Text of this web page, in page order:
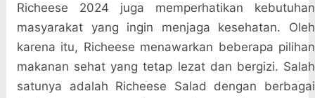
Richeese 2024 juga memperhatikan kebutuhan
masyarakat yang ingin menjaga kesehatan. Oleh
karena itu, Richeese menawarkan beberapa pilihan
makanan sehat yang tetap lezat dan bergizi. Salah
satunya adalah Richeese Salad dengan berbagai